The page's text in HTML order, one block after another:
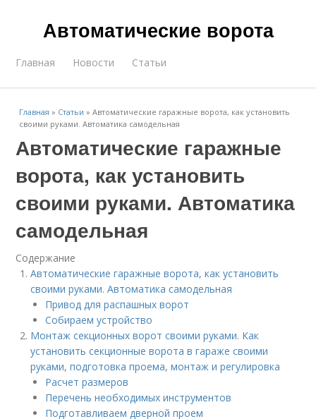
Автоматические ворота
Главная Новости Статьи
Главная » Статьи »Автоматические гаражные ворота, как установить
своими руками. Автоматика самодельная
Автоматические гаражные
ворота, как установить
своими руками. Автоматика
самодельная
Содержание
Автоматические гаражные ворота, как установить
своими руками. Автоматика самодельная
Привод для распашных ворот
Собираем устройство
Монтаж секционных ворот своими руками. Как
установить секционные ворота в гараже своими
руками, подготовка проема, монтаж и регулировка
Расчет размеров
Перечень необходимых инструментов
Подготавливаем дверной проем